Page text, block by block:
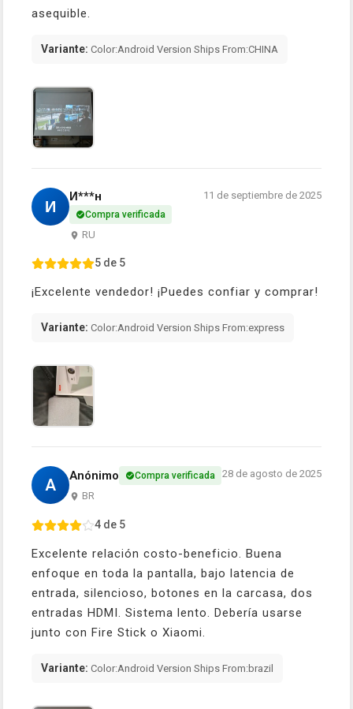
asequible.
Variante: Color:Android Version Ships From:CHINA
И
И***н
Compra verificada
RU
11 de septiembre de 2025
5 de 5
¡Excelente vendedor! ¡Puedes confiar y comprar!
Variante: Color:Android Version Ships From:express
A Anónimo Compra verificada
BR
28 de agosto de 2025
4 de 5
Excelente relación costo-beneficio. Buena
enfoque en toda la pantalla, bajo latencia de
entrada, silencioso, botones en la carcasa, dos
entradas HDMI. Sistema lento. Debería usarse
junto con Fire Stick o Xiaomi.
Variante: Color:Android Version Ships From:brazil